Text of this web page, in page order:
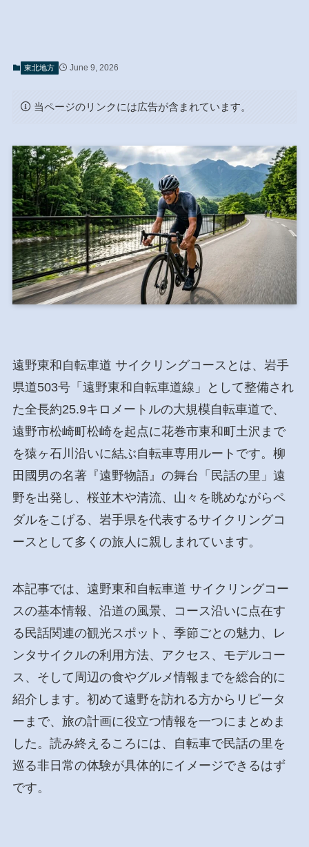
東北地方 June 9, 2026
当ページのリンクには広告が含まれています。
遠野東和自転車道 サイクリングコースとは、岩手
県道503号「遠野東和自転車道線」として整備され
た全長約25.9キロメートルの大規模自転車道で、
遠野市松崎町松崎を起点に花巻市東和町土沢まで
を猿ヶ石川沿いに結ぶ自転車専用ルートです。柳
田國男の名著『遠野物語』の舞台「民話の里」遠
野を出発し、桜並木や清流、山々を眺めながらペ
ダルをこげる、岩手県を代表するサイクリングコ
ースとして多くの旅人に親しまれています。
本記事では、遠野東和自転車道 サイクリングコー
スの基本情報、沿道の風景、コース沿いに点在す
る民話関連の観光スポット、季節ごとの魅力、レ
ンタサイクルの利用方法、アクセス、モデルコー
ス、そして周辺の食やグルメ情報までを総合的に
紹介します。初めて遠野を訪れる方からリピータ
ーまで、旅の計画に役立つ情報を一つにまとめま
した。読み終えるころには、自転車で民話の里を
巡る非日常の体験が具体的にイメージできるはず
です。